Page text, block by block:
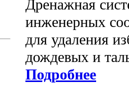
Дренажная
инженерных
для удаления
дождевых и
Подробнее